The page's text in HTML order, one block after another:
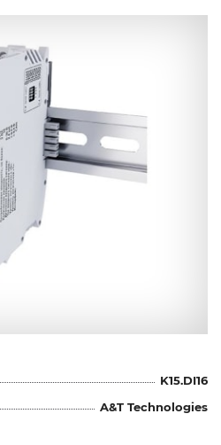
K15.DI16
A&T Technologies